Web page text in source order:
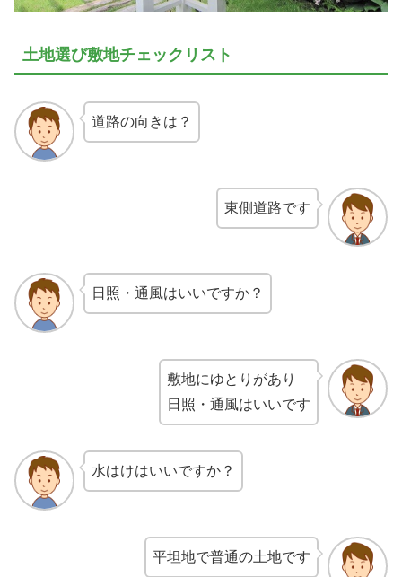
土地選び敷地チェックリスト
道路の向きは？
東側道路です
日照・通風はいいですか？
敷地にゆとりがあり
日照・通風はいいです
水はけはいいですか？
平坦地で普通の土地です